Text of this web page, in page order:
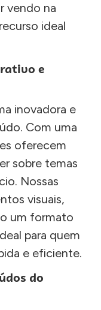
vendo na
ideal
e
inovadora e
Com uma
oferecem
sobre temas
Nossas
visuais,
um formato
para quem
e eficiente.
do